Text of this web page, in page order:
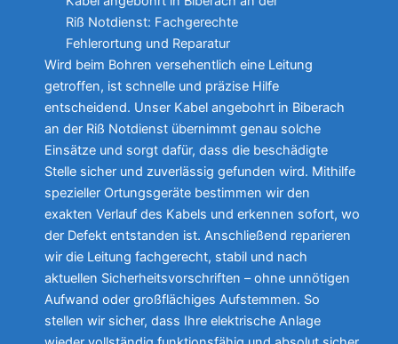
Riß Notdienst: Fachgerechte
Fehlerortung und Reparatur
Wird beim Bohren versehentlich eine Leitung
getroffen, ist schnelle und präzise Hilfe
entscheidend. Unser Kabel angebohrt in Biberach
an der Riß Notdienst übernimmt genau solche
Einsätze und sorgt dafür, dass die beschädigte
Stelle sicher und zuverlässig gefunden wird. Mithilfe
spezieller Ortungsgeräte bestimmen wir den
exakten Verlauf des Kabels und erkennen sofort, wo
der Defekt entstanden ist. Anschließend reparieren
wir die Leitung fachgerecht, stabil und nach
aktuellen Sicherheitsvorschriften – ohne unnötigen
Aufwand oder großflächiges Aufstemmen. So
stellen wir sicher, dass Ihre elektrische Anlage